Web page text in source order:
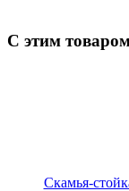
С этим
Скамья-